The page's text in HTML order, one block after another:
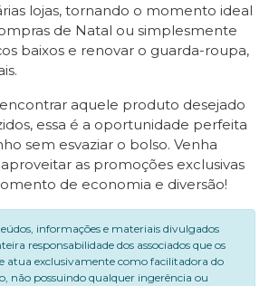
lojas, tornando o momento ideal
de Natal ou simplesmente
baixos e renovar o guarda-roupa,
aquele produto desejado
essa é a oportunidade perfeita
sem esvaziar o bolso. Venha
as promoções exclusivas
de economia e diversão!
informações e materiais divulgados
responsabilidade dos associados que os
atua exclusivamente como facilitadora do
não possuindo qualquer ingerência ou